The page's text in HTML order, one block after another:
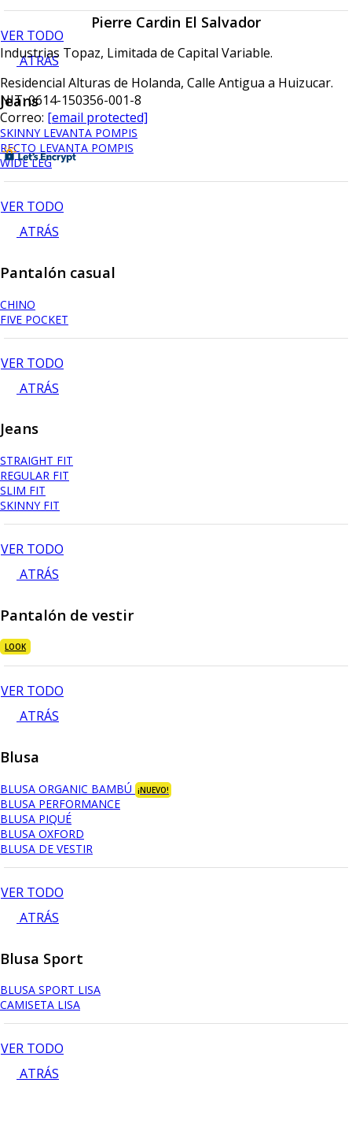
VER TODO
ATRÁS
Jeans
SKINNY LEVANTA POMPIS
RECTO LEVANTA POMPIS
WIDE LEG
VER TODO
ATRÁS
Pantalón casual
CHINO
FIVE POCKET
VER TODO
ATRÁS
Jeans
STRAIGHT FIT
REGULAR FIT
SLIM FIT
SKINNY FIT
VER TODO
ATRÁS
Pantalón de vestir
LOOK
VER TODO
ATRÁS
Blusa
BLUSA ORGANIC BAMBÚ ¡NUEVO!
BLUSA PERFORMANCE
BLUSA PIQUÉ
BLUSA OXFORD
BLUSA DE VESTIR
VER TODO
ATRÁS
Blusa Sport
BLUSA SPORT LISA
CAMISETA LISA
VER TODO
ATRÁS
Pierre Cardin El Salvador
Industrias Topaz, Limitada de Capital Variable.
Residencial Alturas de Holanda, Calle Antigua a Huizucar.
NIT: 0614-150356-001-8
Correo: [email protected]